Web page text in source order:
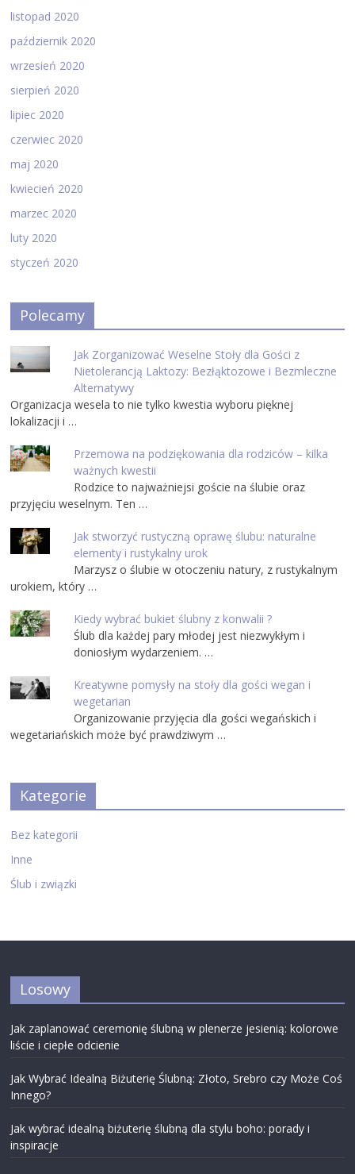
listopad 2020
październik 2020
wrzesień 2020
sierpień 2020
lipiec 2020
czerwiec 2020
maj 2020
kwiecień 2020
marzec 2020
luty 2020
styczeń 2020
Polecamy
Jak Zorganizować Weselne Stoły dla Gości z
Nietolerancją Laktozy: Bezłąktozowe i Bezmleczne
Alternatywy
Organizacja wesela to nie tylko kwestia wyboru pięknej
lokalizacji i …
Przemowa na podziękowania dla rodziców – kilka
ważnych kwestii
Rodzice to najważniejsi goście na ślubie oraz
przyjęciu weselnym. Ten …
Jak stworzyć rustyczną oprawę ślubu: naturalne
elementy i rustykalny urok
Marzysz o ślubie w otoczeniu natury, z rustykalnym
urokiem, który …
Kiedy wybrać bukiet ślubny z konwalii ?
Ślub dla każdej pary młodej jest niezwykłym i
doniosłym wydarzeniem. …
Kreatywne pomysły na stoły dla gości wegan i
wegetarian
Organizowanie przyjęcia dla gości wegańskich i
wegetariańskich może być prawdziwym …
Kategorie
Bez kategorii
Inne
Ślub i związki
Losowy
Jak zaplanować ceremonię ślubną w plenerze jesienią: kolorowe
liście i ciepłe odcienie
Jak Wybrać Idealną Biżuterię Ślubną: Złoto, Srebro czy Może Coś
Innego?
Jak wybrać idealną biżuterię ślubną dla stylu boho: porady i
inspiracje